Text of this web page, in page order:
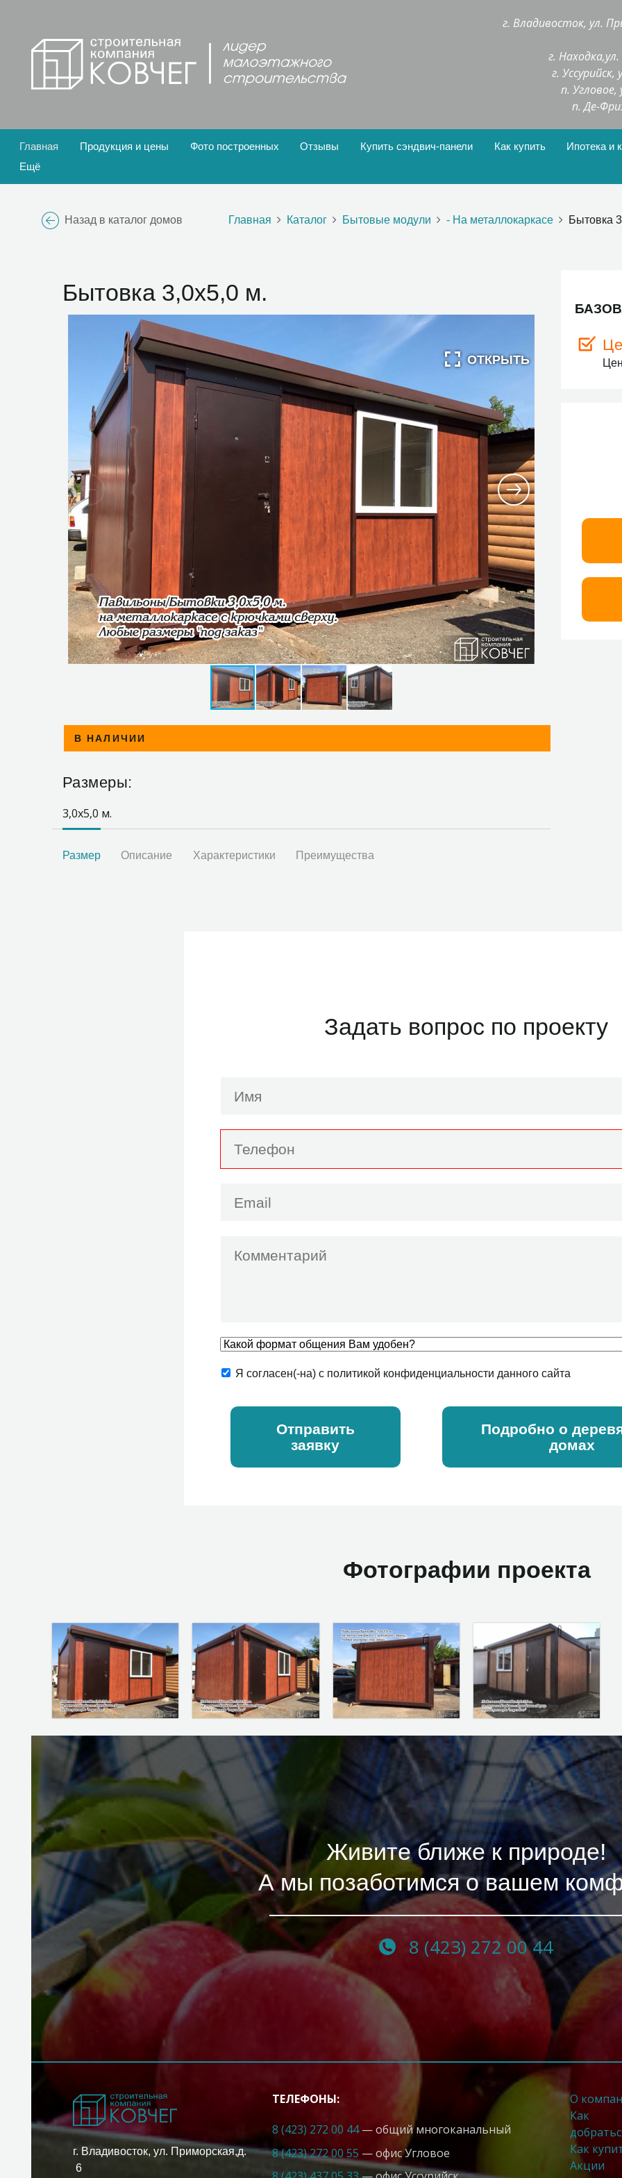
г. Владивосток, ул.
г.
г. Уссурийск,
п. Угловое,
п. Де-
Главная Продукция и цены Фото построенных Отзывы Купить сэндвич-панели Как купить Ипотека и
Ещё
Назад в каталог домов Главная Каталог Бытовые модули - На металлокаркасе Бытовка
Бытовка 3,0х5,0 м.
В НАЛИЧИИ
Размер Описание Характеристики Преимущества
Размеры:
3,0х5,0 м.
Задать вопрос по проекту
Я согласен(-на) с политикой конфиденциальности данного сайта
Отправить
заявку
Подробно о
домах
Фотографии проекта
Живите ближе к природе!
А мы позаботимся о вашем
8 (423) 272 00 44
г. Владивосток, ул. Приморская,д.
6
ТЕЛЕФОНЫ:
8 (423) 272 00 44— общий многоканальный
8 (423) 272 00 55 — офис Угловое
О
Как
Как
Акции